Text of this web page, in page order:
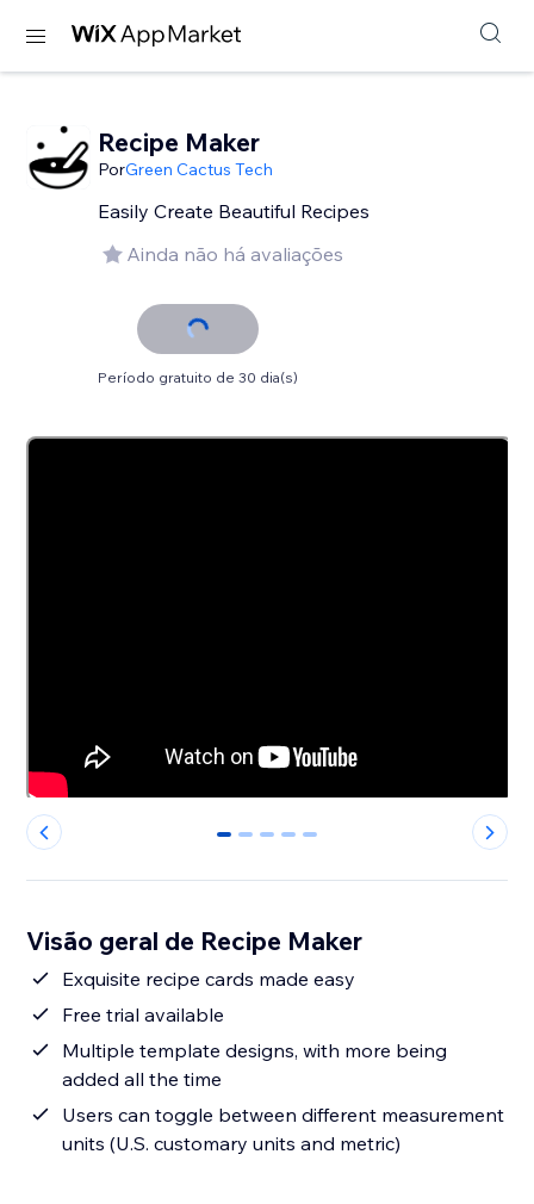
Recipe Maker
PorGreen Cactus Tech
Easily Create Beautiful Recipes
Ainda não há avaliações
Período gratuito de 30 dia(s)
0 1 2 3 4
Visão geral de Recipe Maker
Exquisite recipe cards made easy
Free trial available
Multiple template designs, with more being
added all the time
Users can toggle between different measurement
units (U.S. customary units and metric)